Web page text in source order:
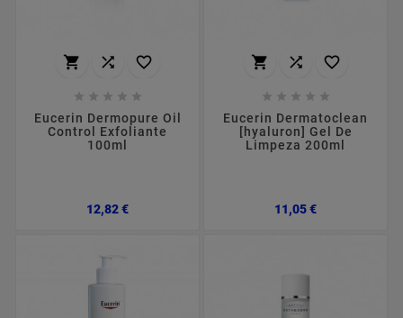
  
    
Eucerin Dermopure Oil
Control Exfoliante
100ml
12,82 €Preço
  
    
Eucerin Dermatoclean
[hyaluron] Gel De
Limpeza 200ml
11,05 €Preço